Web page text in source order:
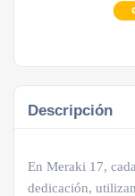
Descripción
En Meraki 17,
dedicación,